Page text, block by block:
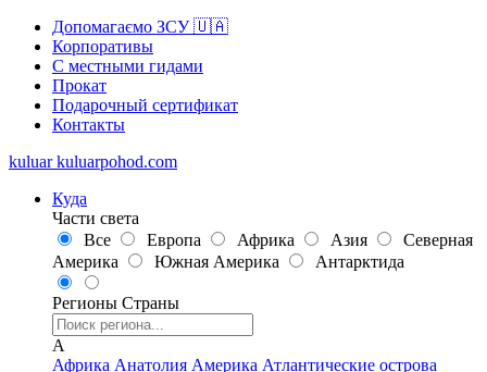
Допомагаємо ЗСУ 🇺🇦
Корпоративы
С местными гидами
Прокат
Подарочный сертификат
Контакты
kuluar kuluarpohod.com
Куда
Части света
Все
Европа Африка Азия
Северная
Америка
Южная Америка Антарктида
Регионы Страны
А
Африка Анатолия Америка Атлантические острова